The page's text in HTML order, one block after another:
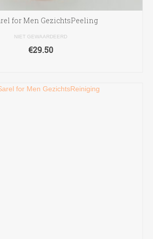
for Men GezichtsPeeling
NIET GEWAARDEERD
€29.50